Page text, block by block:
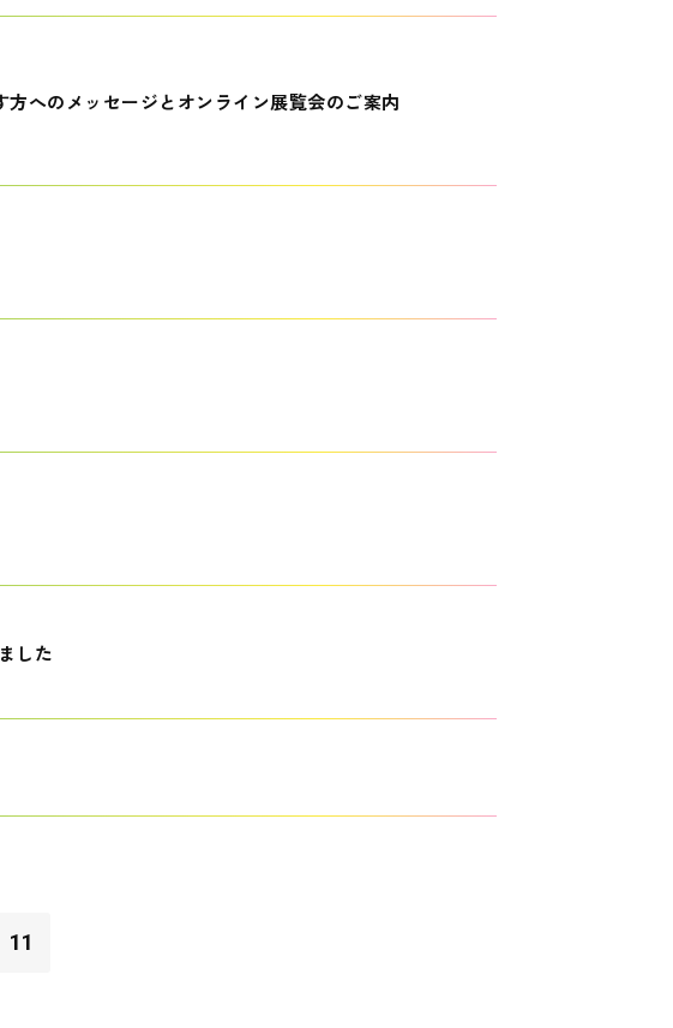
へのメッセージとオンライン展覧会のご案内
した
11